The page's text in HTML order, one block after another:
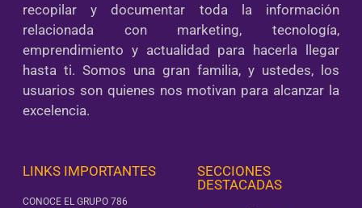
recopilar y documentar toda la información
relacionada con marketing, tecnología,
emprendimiento y actualidad para hacerla llegar
hasta ti. Somos una gran familia, y ustedes, los
usuarios son quienes nos motivan para alcanzar la
excelencia.
LINKS IMPORTANTES
CONOCE EL GRUPO 786
SECCIONES
DESTACADAS